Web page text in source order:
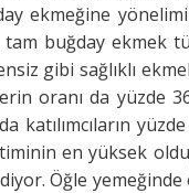
ekmeğine
buğday ekmek
gibi sağlıklı
oranı da yüzde
yüzde
en yüksek
Öğle